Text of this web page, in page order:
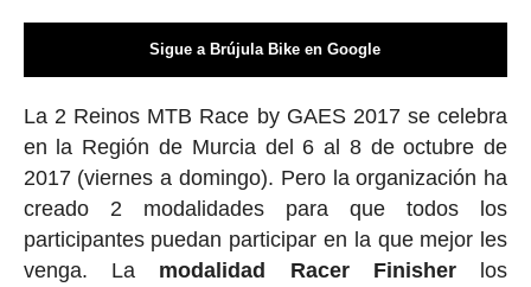
Sigue a Brújula Bike en Google
La 2 Reinos MTB Race by GAES 2017 se celebra
en la Región de Murcia del 6 al 8 de octubre de
2017 (viernes a domingo). Pero la organización ha
creado 2 modalidades para que todos los
participantes puedan participar en la que mejor les
venga. La modalidad Racer Finisherlos